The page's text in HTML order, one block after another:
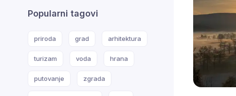
Popularni tagovi
priroda grad arhitektura
turizam voda hrana
putovanje zgrada